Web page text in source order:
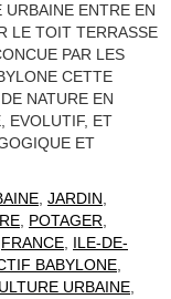
ENTRE EN
LE TOIT TERRASSE
PAR LES
CETTE
NATURE EN
EVOLUTIF, ET
ET
, JARDIN,
, POTAGER,
FRANCE, ILE-DE-
BABYLONE,
URBAINE,